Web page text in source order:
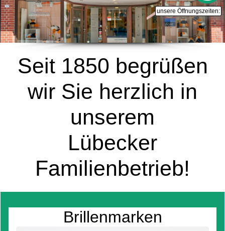
Seit 1850 begrüßen
wir Sie herzlich in
unserem
Lübecker
Familienbetrieb!
Brillenmarken
unsere Öffnungszeiten: